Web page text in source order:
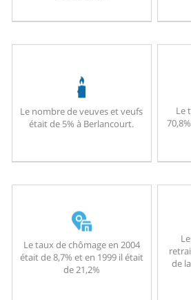
Le nombre de veuves et veufs
était de 5% à Berlancourt.
Le
Le taux de chômage en 2004
était de 8,7% et en 1999 il était
de 21,2%
de